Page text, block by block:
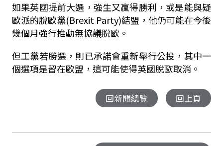
如果英國提前大選，強生又贏得勝利，或是能與疑
歐派的脫歐黨(Brexit Party)結盟，他仍可能在今後
幾個月強行推動無協議脫歐。
但工黨若勝選，則已承諾會重新舉行公投，其中一
個選項是留在歐盟，這可能使得英國脫歐取消。
回新聞總覽 回上頁